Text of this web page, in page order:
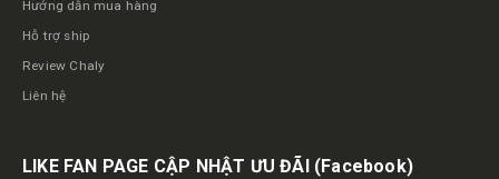
Hướng dẫn mua hàng
Hỗ trợ ship
Review Chaly
Liên hệ
LIKE FAN PAGE CẬP NHẬT ƯU ĐÃI (Facebook)